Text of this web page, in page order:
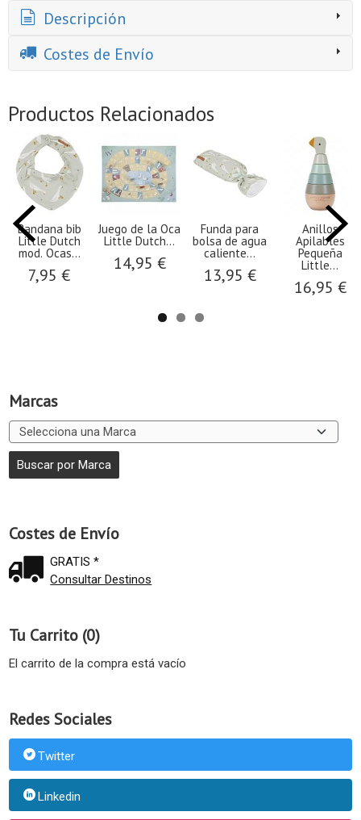
Marcas
Costes de Envío
GRATIS *
Consultar Destinos
Tu Carrito (0)
El carrito de la compra está vacío
Redes Sociales
Twitter
Linkedin
Descripción
Costes de Envío
Productos Relacionados
Bandana bib
Little Dutch
mod. Ocas...
7,95 €
Juego de la Oca
Little Dutch...
14,95 €
Funda para
bolsa de agua
caliente...
13,95 €
Anillos
Apilables
Pequeña
Little...
16,95 €